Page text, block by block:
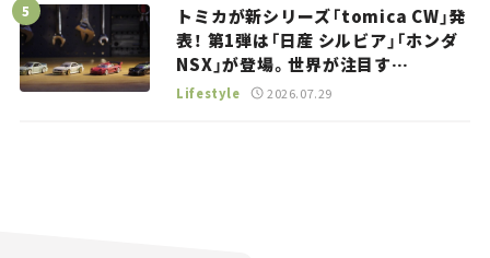
トミカが新シリーズ「tomica CW」発
表！ 第1弾は「日産 シルビア」「ホンダ
NSX」が登場。世界が注目す
る“JDM”に焦点【クルマとホビー】
Lifestyle 2026.07.29